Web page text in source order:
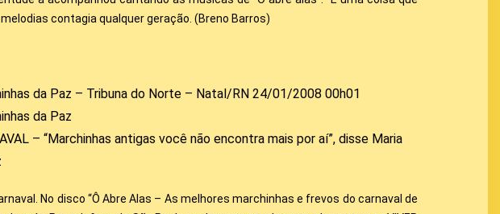
contagia qualquer geração. (Breno Barros)
da Paz – Tribuna do Norte – Natal/RN 24/01/2008 00h01
da Paz
– “Marchinhas antigas você não encontra mais por aí”, disse Maria
No disco “Ô Abre Alas – As melhores marchinhas e frevos do carnaval de